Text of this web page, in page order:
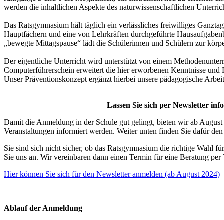
werden die inhaltlichen Aspekte des naturwissenschaftlichen
Das Ratsgymnasium hält täglich ein verlässliches freiwilliges
Hauptfächern und eine von Lehrkräften durchgeführte
„bewegte Mittagspause“ lädt die Schülerinnen und Schülern zur
Der eigentliche Unterricht wird unterstützt von einem
Computerführerschein erweitert die hier erworbenen Kenntnisse
Unser Präventionskonzept ergänzt hierbei unsere pädagogische
Lassen Sie sich per Newsletter
Damit die Anmeldung in der Schule gut gelingt, bieten wir ab
Veranstaltungen informiert werden. Weiter unten finden Sie dafür
Sie sind sich nicht sicher, ob das Ratsgymnasium die richtige Wahl
Sie uns an. Wir vereinbaren dann einen Termin für eine Beratung
Hier können Sie sich für den Newsletter anmelden (ab August 2024)
Ablauf der Anmeldung